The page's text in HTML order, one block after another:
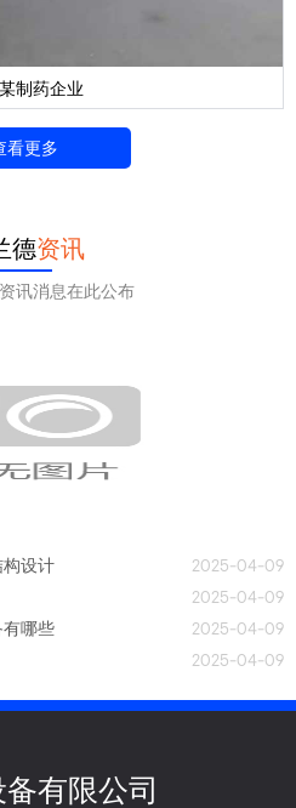
制药企业
看更多
德资讯
讯消息在此公布
设计
2025-04-09
2025-04-09
哪些
2025-04-09
2025-04-09
有限公司